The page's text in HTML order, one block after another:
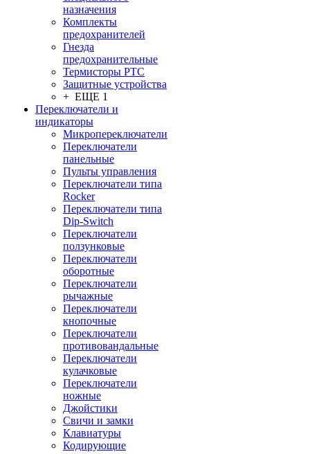
назначения
Комплекты
предохранителей
Гнезда
предохранительные
Термисторы PTC
Защитные устройства
+ ЕЩЕ 1
Переключатели и
индикаторы
Микропереключатели
Переключатели
панельные
Пульты управления
Переключатели типа
Rocker
Переключатели типа
Dip-Switch
Переключатели
ползунковые
Переключатели
оборотные
Переключатели
рычажные
Переключатели
кнопочные
Переключатели
противовандальные
Переключатели
кулачковые
Переключатели
ножные
Джойстики
Свичи и замки
Клавиатуры
Кодирующие